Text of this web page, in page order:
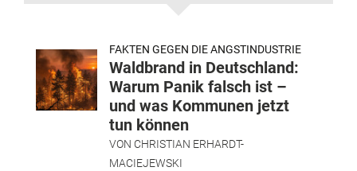
FAKTEN GEGEN DIE ANGSTINDUSTRIE
Waldbrand in Deutschland:
Warum Panik falsch ist –
und was Kommunen jetzt
tun können
VON CHRISTIAN ERHARDT-
MACIEJEWSKI